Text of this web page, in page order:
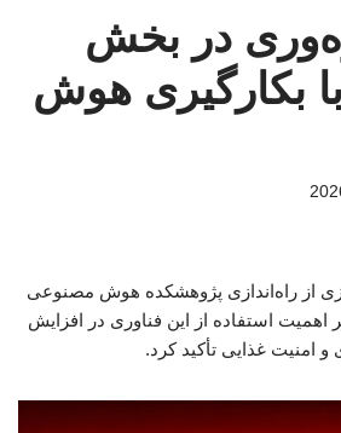
در بخش
بکارگیری هوش
از راه‌اندازی پژوهشکده هوش مصنوعی
اهمیت استفاده از این فناوری در افزایش
و امنیت غذایی تأکید کرد.